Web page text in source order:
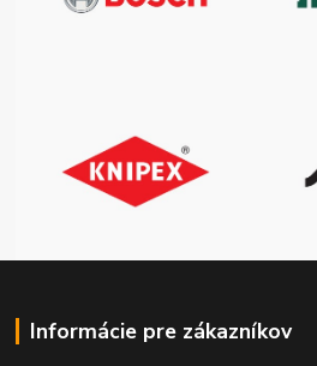
Informácie pre zákazníkov